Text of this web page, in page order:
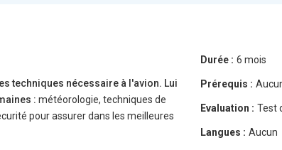
techniques nécessaire à l'avion. Lui
: météorologie, techniques de
pour assurer dans les meilleures
Durée : 6 mois
Prérequis :
Evaluation : Test
Langues : Aucun